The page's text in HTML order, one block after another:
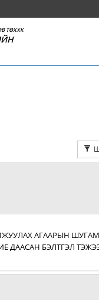
ТӨХХК
АГААРЫН
ДААСАН БЭЛТГЭЛ